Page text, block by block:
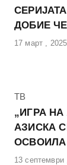
ДОБИЕ
Објавено
17 март , 2025
КАтегорија
ТВ
„ИГРА
АЗИСКА
Објавено
13 септември